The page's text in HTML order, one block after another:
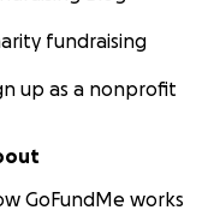
fundraising
up as a nonprofit
GoFundMe works